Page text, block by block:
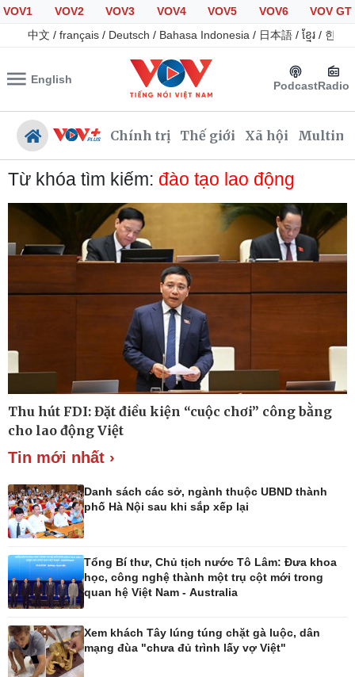
VOV1 VOV2 VOV3 VOV4 VOV5 VOV6
VOV GT
中文 / français / Deutsch / Bahasa Indonesia / 日本語 / ខ្មែរ / 한국
English PodcastRadio
Chính trị Thế giới Xã hội
Chính trị
Đảng
Tổ chức nhân sự
Dự báo thời tiết
Việc làm
Biển đảo
Thế giới
Quan sát
Cuộc sống đó đây
Multimedia
Infographic
Kinh tế
Bất động sản
Khởi nghiệp
Thị trường
Tiêu dùng
Chứng khoán
Xổ số 3 miền
Từ khóa tìm kiếm: đào tạo lao động
Thu hút FDI: Đặt điều kiện “cuộc chơi” công bằng
cho lao động Việt
Tin mới nhất ›
Danh sách các sở, ngành thuộc UBND thành
phố Hà Nội sau khi sắp xếp lại
Tổng Bí thư, Chủ tịch nước Tô Lâm: Đưa khoa
học, công nghệ thành một trụ cột mới trong
quan hệ Việt Nam - Australia
Xem khách Tây lúng túng chặt gà luộc, dân
mạng đùa "chưa đủ trình lấy vợ Việt"